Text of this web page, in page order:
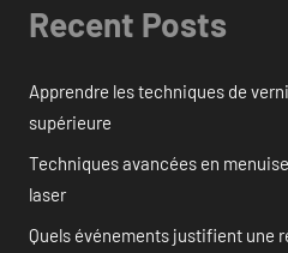
Recent Posts
Apprendre les techniques de
supérieure
Techniques avancées en
laser
Quels événements justifient une